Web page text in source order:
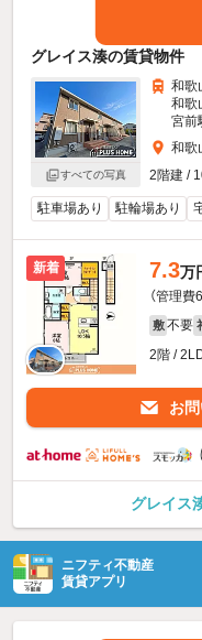
グレイス湊の賃貸物件
すべての写真
和歌
和歌
宮前
和歌
2階建 /
駐車場あり 駐輪場あり
新着 7.3万
（管理費
敷 不要
2階 /
お
グレイス
ニフティ不動産
賃貸アプリ